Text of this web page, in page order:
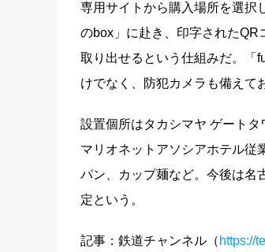
専用サイトから購入場所を選択
のbox」に赴き、印字されたQR
取り出せるという仕組みだ。「
けでなく、防犯カメラも備えて
設置個所はタカシマヤ ゲート
マリオネットアソシアホテル従
パン、カップ麺など。今後は名
定という。
記事：鉄道チャンネル（ https://